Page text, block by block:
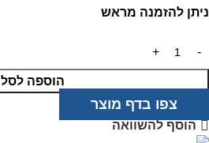
ניתן להזמנה מראש
הוספה לסל
צפו בדף מוצר
הוסף להשוואה